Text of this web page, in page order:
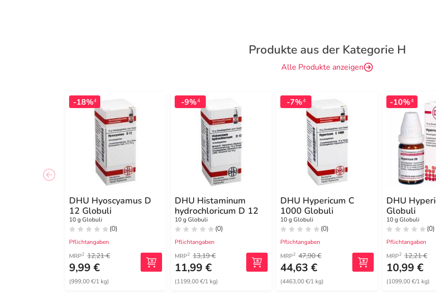
Produkte aus der Kategorie H
Alle Produkte anzeigen
-18%4
DHU Hyoscyamus D
12 Globuli
10 g Globuli
(0)
Pflichtangaben
MRP2 12,21 €
9,99 €
(999,00 €/1 kg)
-9%4
DHU Histaminum
hydrochloricum D 12
10 g Globuli
(0)
Pflichtangaben
MRP2 13,19 €
11,99 €
(1199,00 €/1 kg)
-7%4
DHU Hypericum C
1000 Globuli
10 g Globuli
(0)
Pflichtangaben
MRP2 47,90 €
44,63 €
(4463,00 €/1 kg)
-10%4
DHU
Globuli
10 g Globuli
(0)
Pflichtangaben
MRP2 12,21 €
10,99 €
(1099,00 €/1 kg)